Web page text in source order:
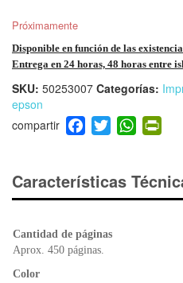
Próximamente
Disponible en función de las
Entrega en 24 horas, 48 horas entre
SKU: 50253007 Categorías:
epson
F
a
e
b
o
k
T
wi
er
W
h
s
A
ri
e
Características
Cantidad de páginas
Aprox. 450 páginas.
Color